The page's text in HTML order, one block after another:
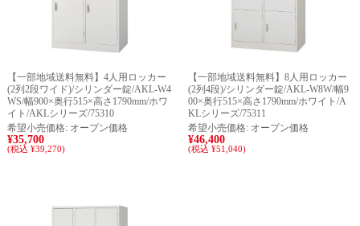
【一部地域送料無料】4人用ロッカー
(2列2段ワイド)/シリンダー錠/AKL-W4
WS/幅900×奥行515×高さ1790mm/ホワ
イト/AKLシリーズ/75310
希望小売価格: オープン価格
¥35,700
(税込 ¥39,270)
【一部地域送料無料】8人用ロッカー
(2列4段)/シリンダー錠/AKL-W8W/幅9
00×奥行515×高さ1790mm/ホワイト/A
KLシリーズ/75311
希望小売価格: オープン価格
¥46,400
(税込 ¥51,040)